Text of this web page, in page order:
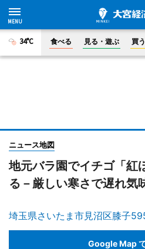
34°C 食べる 見る・遊ぶ 買う
ニュース地図
地元バラ園でイチゴ「紅
る－厳しい寒さで遅れ気
埼玉県さいたま市見沼区膝子
Google Map